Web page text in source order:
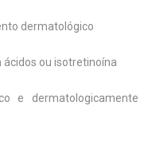
dermatológico
ácidos ou isotretinoína
e dermatologicamente